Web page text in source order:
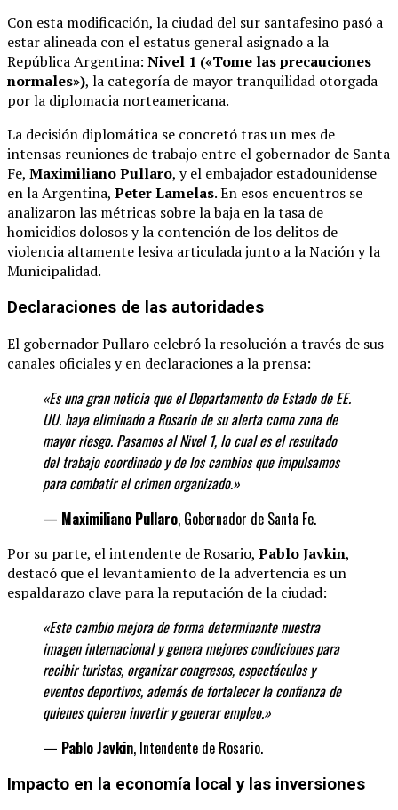
Con esta modificación, la ciudad del sur santafesino pasó a
estar alineada con el estatus general asignado a la
República Argentina: Nivel 1 («Tome las precauciones
normales»), la categoría de mayor tranquilidad otorgada
por la diplomacia norteamericana.
La decisión diplomática se concretó tras un mes de
intensas reuniones de trabajo entre el gobernador de Santa
Fe, Maximiliano Pullaro, y el embajador estadounidense
en la Argentina, Peter Lamelas.En esos encuentros se
analizaron las métricas sobre la baja en la tasa de
homicidios dolosos y la contención de los delitos de
violencia altamente lesiva articulada junto a la Nación y la
Municipalidad.
Declaraciones de las autoridades
El gobernador Pullaro celebró la resolución a través de sus
canales oficiales y en declaraciones a la prensa:
«Es una gran noticia que el Departamento de Estado de EE.
UU. haya eliminado a Rosario de su alerta como zona de
mayor riesgo. Pasamos al Nivel 1, lo cual es el resultado
del trabajo coordinado y de los cambios que impulsamos
para combatir el crimen organizado.»
— Maximiliano Pullaro, Gobernador de Santa Fe.
Por su parte, el intendente de Rosario, Pablo Javkin,
destacó que el levantamiento de la advertencia es un
espaldarazo clave para la reputación de la ciudad:
«Este cambio mejora de forma determinantenuestra
imagen internacional y genera mejores condiciones para
recibir turistas, organizar congresos, espectáculos y
eventos deportivos, además de fortalecer la confianza de
quienes quieren invertir y generarempleo.»
— Pablo Javkin, Intendente de Rosario.
Impacto en la economía local y las inversiones